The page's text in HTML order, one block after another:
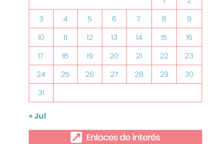
3
4 5 6 7 8
9
10
11 12 13 14 15
16
17
18 19 20 21 22
23
24
25 26 27 28 29
30
31
« Jul